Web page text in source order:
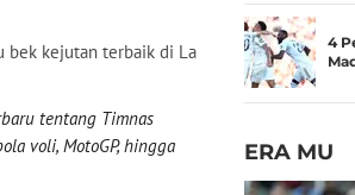
bek kejutan terbaik di La
tentang Timnas
voli, MotoGP, hingga
4
ERA MU